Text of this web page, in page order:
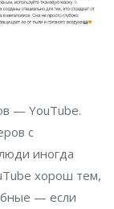
— YouTube.
с
иногда
хорош тем,
— если